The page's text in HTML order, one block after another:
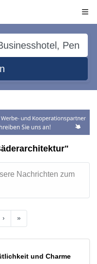
Nachrichten zum
› »
und Charme